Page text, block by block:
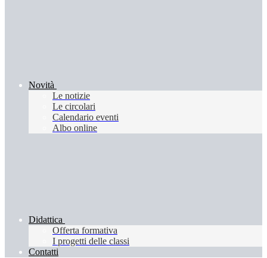
Novità
Le notizie
Le circolari
Calendario eventi
Albo online
Didattica
Offerta formativa
I progetti delle classi
Contatti